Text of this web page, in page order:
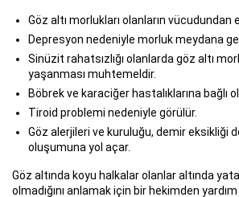
Göz altı morlukları olanların vücudundan
Depresyon nedeniyle morluk meydana
Sinüzit rahatsızlığı olanlarda göz altı
yaşanması muhtemeldir.
Böbrek ve karaciğer hastalıklarına bağlı
Tiroid problemi nedeniyle görülür.
Göz alerjileri ve kuruluğu, demir eksikliği
oluşumuna yol açar.
Göz altında koyu halkalar olanlar altında
olmadığını anlamak için bir hekimden yardım